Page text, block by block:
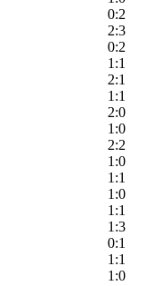
0:2
2:3
0:2
1:1
2:1
1:1
2:0
1:0
2:2
1:0
1:1
1:0
1:1
1:3
0:1
1:1
1:0